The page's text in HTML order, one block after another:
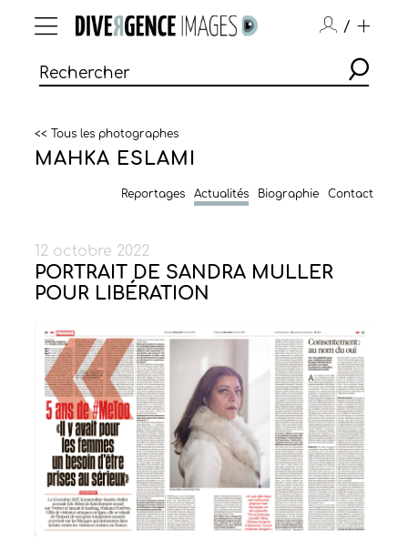
/
<< Tous les photographes
MAHKA ESLAMI
Reportages Actualités Biographie Contact
12 octobre 2022
PORTRAIT DE SANDRA MULLER
POUR LIBÉRATION